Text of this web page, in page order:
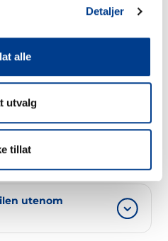
Detaljer
alle
utvalg
tillat
spørsmål
vårt app: tuttut.no
fra fredag kl.16.00 til
utenom